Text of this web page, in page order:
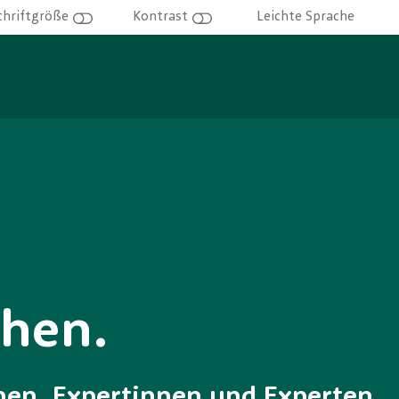
Kontrast Leichte Sprache